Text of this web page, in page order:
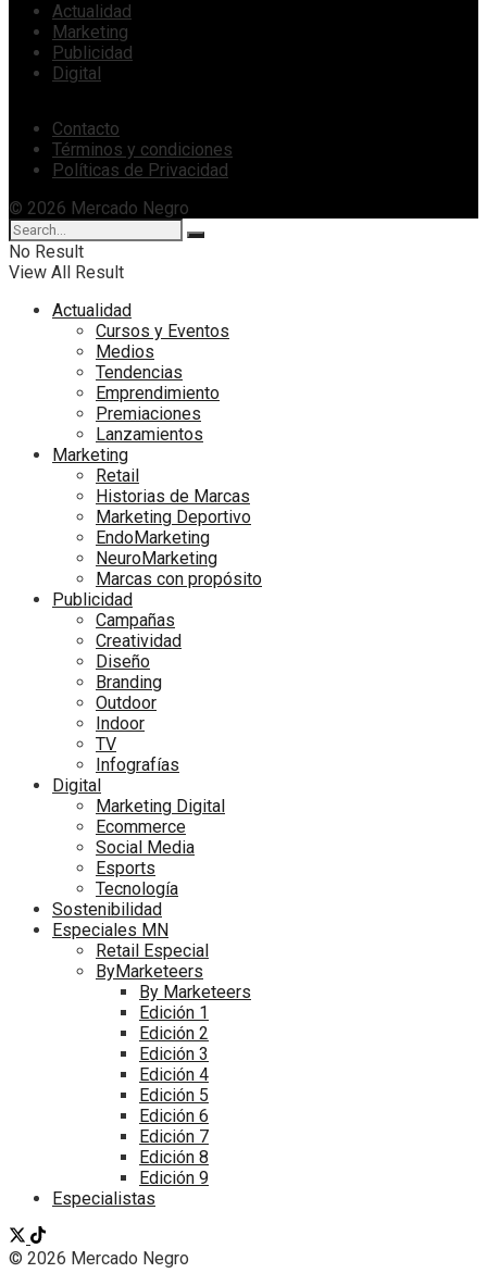
Actualidad
Marketing
Publicidad
Digital
Contacto
Términos y condiciones
Políticas de Privacidad
© 2026 Mercado Negro
No Result
View All Result
Actualidad
Cursos y Eventos
Medios
Tendencias
Emprendimiento
Premiaciones
Lanzamientos
Marketing
Retail
Historias de Marcas
Marketing Deportivo
EndoMarketing
NeuroMarketing
Marcas con propósito
Publicidad
Campañas
Creatividad
Diseño
Branding
Outdoor
Indoor
TV
Infografías
Digital
Marketing Digital
Ecommerce
Social Media
Esports
Tecnología
Sostenibilidad
Especiales MN
Retail Especial
ByMarketeers
By Marketeers
Edición 1
Edición 2
Edición 3
Edición 4
Edición 5
Edición 6
Edición 7
Edición 8
Edición 9
Especialistas
© 2026 Mercado Negro